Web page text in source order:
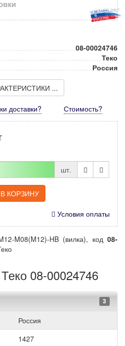
08-00024746
Теко
Россия
...
доставки? Стоимость?
шт.
В КОРЗИНУ
Условия оплаты
M08(M12)-HB (вилка), код 08-
08-00024746
3
Россия
1427